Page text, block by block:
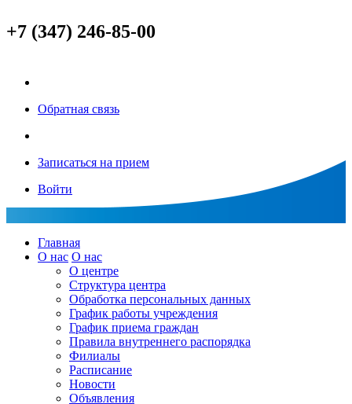
+7 (347) 246-85-00
Обратная связь
Записаться на прием
Войти
Главная
О нас О нас
О центре
Структура центра
Обработка персональных данных
График работы учреждения
График приема граждан
Правила внутреннего распорядка
Филиалы
Расписание
Новости
Объявления